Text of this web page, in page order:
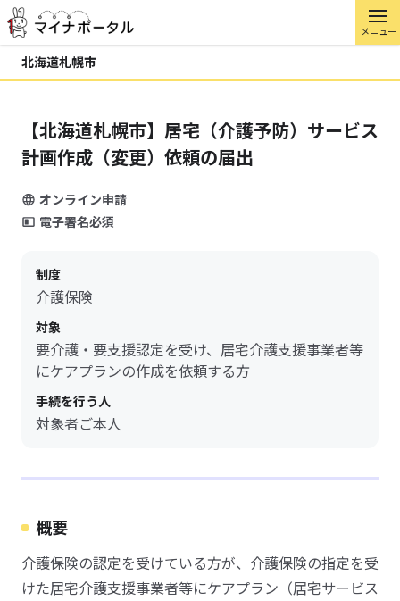
メニュー
北海道札幌市
【北海道札幌市】居宅（介護予防）サービス
計画作成（変更）依頼の届出
オンライン申請
電子署名必須
制度
介護保険
対象
要介護・要支援認定を受け、居宅介護支援事業者等
にケアプランの作成を依頼する方
手続を行う人
対象者ご本人
概要
介護保険の認定を受けている方が、介護保険の指定を受
けた居宅介護支援事業者等にケアプラン（居宅サービス